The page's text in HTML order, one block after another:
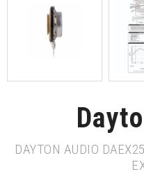
DAYTON AUDIO